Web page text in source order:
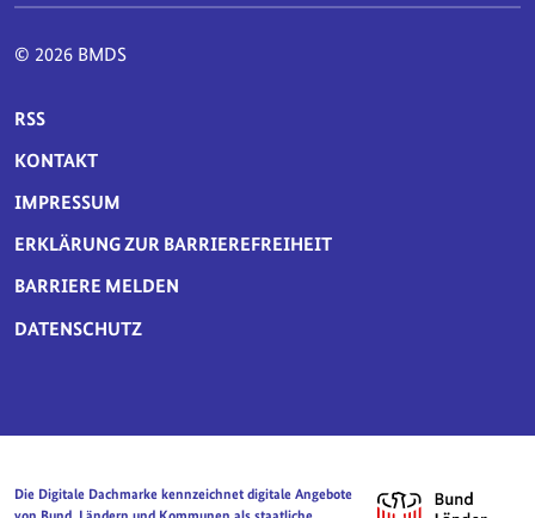
© 2026 BMDS
SERVICE-NAVIGATION FUSSBEREICH
RSS
KONTAKT
IMPRESSUM
ERKLÄRUNG ZUR BARRIEREFREIHEIT
BARRIERE MELDEN
DATENSCHUTZ
Die Digitale Dachmarke kennzeichnet digitale Angebote